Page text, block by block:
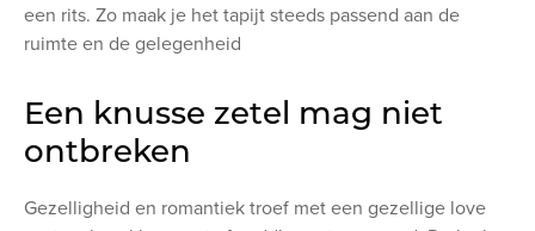
een rits. Zo maak je het tapijt steeds passend aan de
ruimte en de gelegenheid
Een knusse zetel mag niet
ontbreken
Gezelligheid en romantiek troef met een gezellige love